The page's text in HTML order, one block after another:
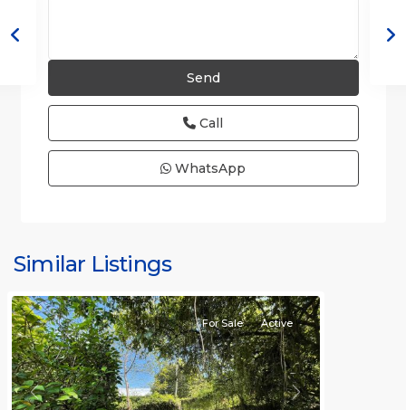
Call
WhatsApp
Similar Listings
gated
Previous Next
For Sale Active